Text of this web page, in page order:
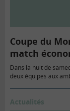
Coupe du
match
Dans la nuit de
deux équipes aux
Actualités